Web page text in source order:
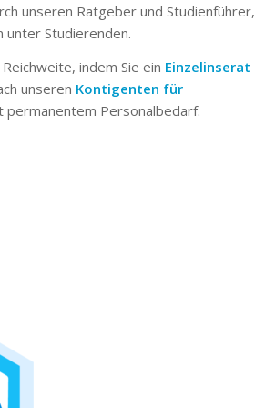
unseren Ratgeber und Studienführer,
unter Studierenden.
indem Sie ein Einzelinserat
unseren Kontigenten für
permanentem Personalbedarf.